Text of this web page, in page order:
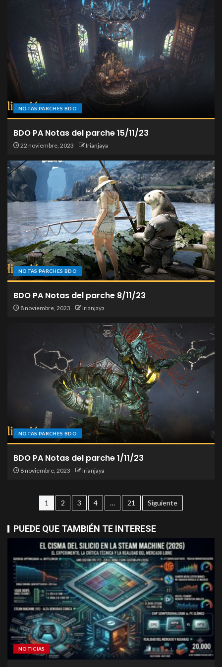
NOTAS PARCHES BDO
BDO PA Notas del parche 15/11/23
22 noviembre, 2023 Irianjaya
NOTAS PARCHES BDO
BDO PA Notas del parche 8/11/23
8 noviembre, 2023 Irianjaya
NOTAS PARCHES BDO
BDO PA Notas del parche 1/11/23
8 noviembre, 2023 Irianjaya
1 2 3 4 … 21 Siguiente
PUEDE QUE TAMBIÉN TE INTERESE
NOTICIAS